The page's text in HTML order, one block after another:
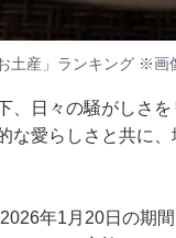
土産」ランキング ※画
、日々の騒がしさ
な愛らしさと共に
年1月20日の期